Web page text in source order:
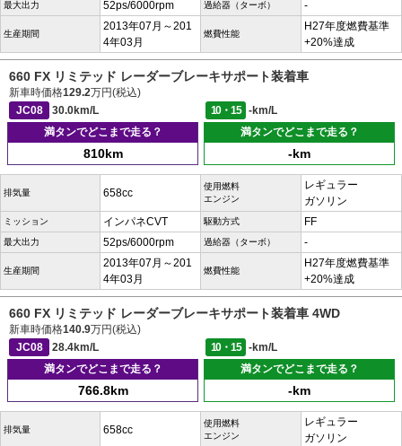
最大出力 52ps/6000rpm 過給器（ターボ） -
生産期間
2013年07月～201
4年03月
燃費性能
H27年度燃費基準
+20%達成
660 FX リミテッド レーダーブレーキサポート装着車
新車時価格129.2万円(税込)
JC08
30.0km/L 10・15
-km/L
満タンでどこまで走る？
810km
満タンでどこまで走る？
-km
排気量 658cc
使用燃料
エンジン
レギュラー
ガソリン
ミッション インパネCVT 駆動方式 FF
最大出力 52ps/6000rpm 過給器（ターボ） -
生産期間
2013年07月～201
4年03月
燃費性能
H27年度燃費基準
+20%達成
660 FX リミテッド レーダーブレーキサポート装着車 4WD
新車時価格140.9万円(税込)
JC08
28.4km/L 10・15
-km/L
満タンでどこまで走る？
766.8km
満タンでどこまで走る？
-km
排気量 658cc
使用燃料
エンジン
レギュラー
ガソリン